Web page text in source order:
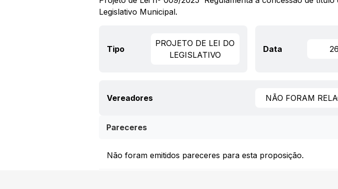
Legislativo Municipal.
Tipo
PROJETO DE LEI DO
LEGISLATIVO
Data
Vereadores NÃO FORAM
Pareceres
Não foram emitidos pareceres para esta proposição.